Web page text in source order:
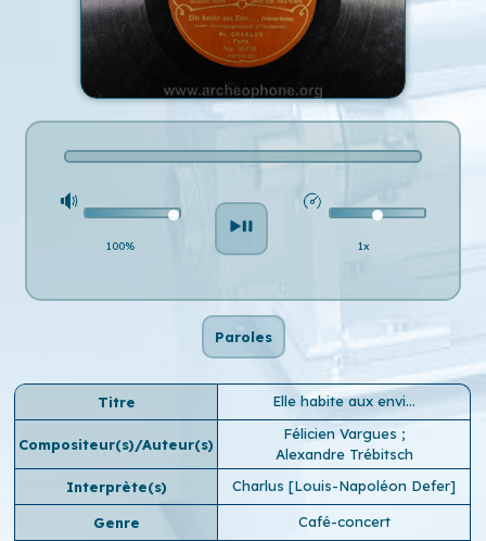
100% 1x
Paroles
Titre Elle habite aux envi…
Compositeur(s)/Auteur(s)
Félicien Vargues ;
Alexandre Trébitsch
Interprète(s)
Charlus [Louis-Napoléon Defer]
Genre Café-concert